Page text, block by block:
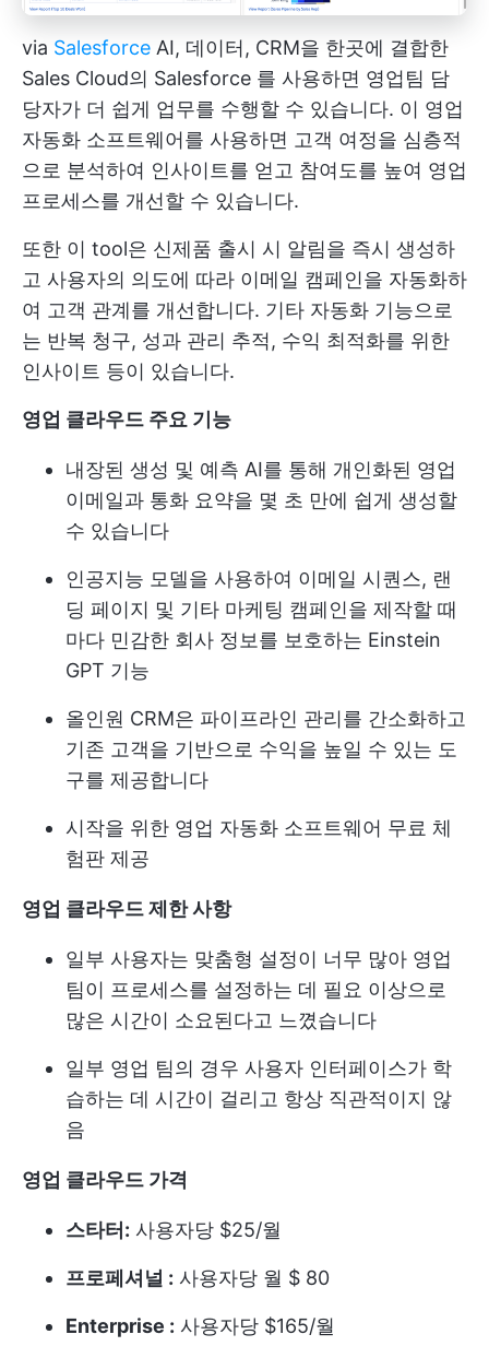
via Salesforce AI, 데이터, CRM을 한곳에 결합한
Sales Cloud의 Salesforce 를 사용하면 영업팀 담
당자가 더 쉽게 업무를 수행할 수 있습니다. 이 영업
자동화 소프트웨어를 사용하면 고객 여정을 심층적
으로 분석하여 인사이트를 얻고 참여도를 높여 영업
프로세스를 개선할 수 있습니다.
또한 이 tool은 신제품 출시 시 알림을 즉시 생성하
고 사용자의 의도에 따라 이메일 캠페인을 자동화하
여 고객 관계를 개선합니다. 기타 자동화 기능으로
는 반복 청구, 성과 관리 추적, 수익 최적화를 위한
인사이트 등이 있습니다.
영업 클라우드 주요 기능
내장된 생성 및 예측 AI를 통해 개인화된 영업
이메일과 통화 요약을 몇 초 만에 쉽게 생성할
수 있습니다
인공지능 모델을 사용하여 이메일 시퀀스, 랜
딩 페이지 및 기타 마케팅 캠페인을 제작할 때
마다 민감한 회사 정보를 보호하는 Einstein
GPT 기능
올인원 CRM은 파이프라인 관리를 간소화하고
기존 고객을 기반으로 수익을 높일 수 있는 도
구를 제공합니다
시작을 위한 영업 자동화 소프트웨어 무료 체
험판 제공
영업 클라우드 제한 사항
일부 사용자는 맞춤형 설정이 너무 많아 영업
팀이 프로세스를 설정하는 데 필요 이상으로
많은 시간이 소요된다고 느꼈습니다
일부 영업 팀의 경우 사용자 인터페이스가 학
습하는 데 시간이 걸리고 항상 직관적이지 않
음
영업 클라우드 가격
스타터: 사용자당 $25/월
프로페셔널 : 사용자당 월 $ 80
Enterprise : 사용자당 $165/월